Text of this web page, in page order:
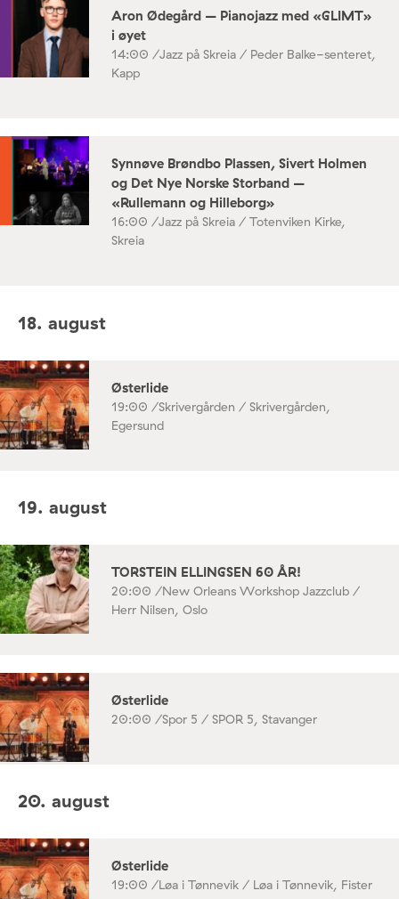
Aron Ødegård – Pianojazz med «GLIMT»
i øyet
14:00 /Jazz på Skreia / Peder Balke-senteret,
Kapp
Synnøve Brøndbo Plassen, Sivert Holmen
og Det Nye Norske Storband –
«Rullemann og Hilleborg»
16:00 /Jazz på Skreia / Totenviken Kirke,
Skreia
18. august
Østerlide
19:00 /Skrivergården / Skrivergården,
Egersund
19. august
TORSTEIN ELLINGSEN 60 ÅR!
20:00 /New Orleans Workshop Jazzclub /
Herr Nilsen, Oslo
Østerlide
20:00 /Spor 5 / SPOR 5, Stavanger
20. august
Østerlide
19:00 /Løa i Tønnevik / Løa i Tønnevik, Fister